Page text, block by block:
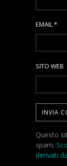
EMAIL*
SITO WEB
Questo
spam.
derivati